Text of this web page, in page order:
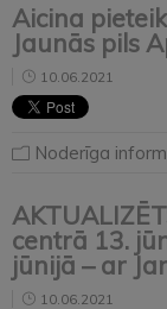
Aicina
Jaunās pils
10.06.2021
Noderīga
centrā 13.
jūnijā – ar
10.06.2021